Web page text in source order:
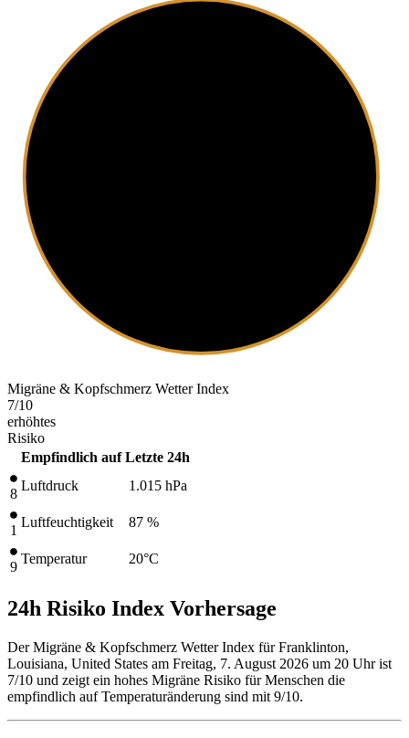
Migräne & Kopfschmerz Wetter Index
7/10
erhöhtes
Risiko
Empfindlich auf Letzte 24h
8
Luftdruck 1.015 hPa
1
Luftfeuchtigkeit 87 %
9
Temperatur 20°C
24h Risiko Index Vorhersage
Der Migräne & Kopfschmerz Wetter Index für Franklinton,
Louisiana, United States am Freitag, 7. August 2026 um 20 Uhr ist
7/10 und zeigt ein hohes Migräne Risiko für Menschen die
empfindlich auf Temperaturänderung sind mit 9/10.